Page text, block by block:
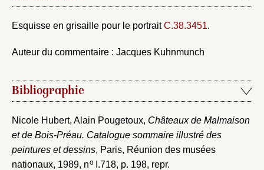
Esquisse en grisaille pour le portraitC.38.3451.
Auteur du commentaire : Jacques Kuhnmunch
Bibliographie
Nicole Hubert, Alain Pougetoux, Châteaux de Malmaison
et de Bois-Préau. Catalogue sommaire illustré des
peintures et dessins, Paris, Réunion des musées
nationaux, 1989, noI.718, p. 198, repr.
Créer et ajouter
Envoyer
Vous n'êtes pas encore inscrit ?Créer un compte